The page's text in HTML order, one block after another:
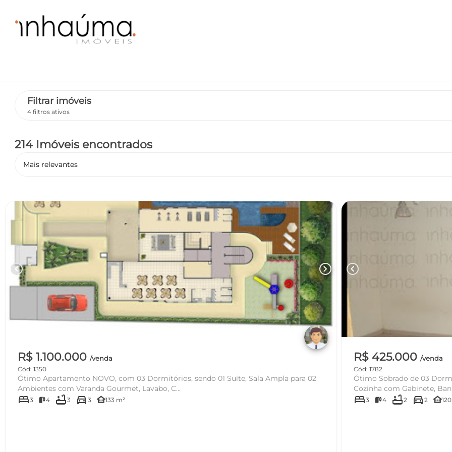
Filtrar imóveis
4 filtros ativos
214 Imóveis encontrados
Mais relevantes
chevron_left chevron_right
R$ 1.100.000 /venda
Cód: 1350
Ótimo Apartamento NOVO, com 03 Dormitórios, sendo 01 Suíte, Sala Ampla para 02
Ambientes com Varanda Gourmet, Lavabo, C...
bed3 4 bathtub3 directions_car 3 other_houses133 m²
chevron_left
R$ 425.000/venda
Cód: 1782
Ótimo Sobrado de 03
Cozinha com Gabinete,
bed3 4 bathtub2 directions_car 2 other_houses